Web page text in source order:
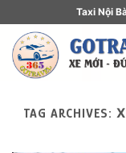
Taxi Nội
TAG ARCHIVES: